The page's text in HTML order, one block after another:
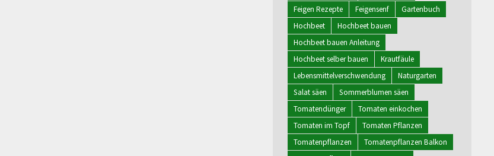
Feigen Rezepte
Feigensenf
Gartenbuch
Hochbeet
Hochbeet bauen
Hochbeet bauen Anleitung
Hochbeet selber bauen
Krautfäule
Lebensmittelverschwendung
Naturgarten
Salat säen
Sommerblumen säen
Tomatendünger
Tomaten einkochen
Tomaten im Topf
Tomaten Pflanzen
Tomatenpflanzen
Tomatenpflanzen Balkon